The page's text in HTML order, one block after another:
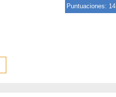
Puntuaciones: 14